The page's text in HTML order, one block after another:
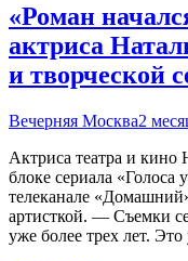
«Роман
актриса
и творческой
Вечерняя Москва2
Актриса театра и кино
блоке сериала
телеканале
артисткой. — Съемки
уже более трех лет.